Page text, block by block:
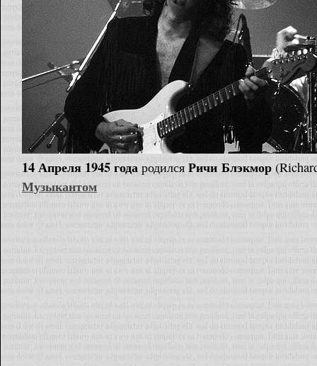
14 Апреля 1945 года родилсяРичи Блэкмор
Музыкантом